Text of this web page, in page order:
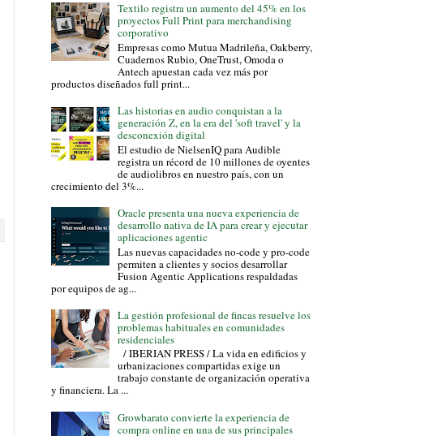
Textilo registra un aumento del 45% en los
proyectos Full Print para merchandising
corporativo
Empresas como Mutua Madrileña, Oakberry,
Cuadernos Rubio, OneTrust, Omoda o
Antech apuestan cada vez más por
productos diseñados full print...
Las historias en audio conquistan a la
generación Z, en la era del 'soft travel' y la
desconexión digital
El estudio de NielsenIQ para Audible
registra un récord de 10 millones de oyentes
de audiolibros en nuestro país, con un
crecimiento del 3%...
Oracle presenta una nueva experiencia de
desarrollo nativa de IA para crear y ejecutar
aplicaciones agentic
Las nuevas capacidades no-code y pro-code
permiten a clientes y socios desarrollar
Fusion Agentic Applications respaldadas
por equipos de ag...
La gestión profesional de fincas resuelve los
problemas habituales en comunidades
residenciales
/ IBERIAN PRESS / La vida en edificios y
urbanizaciones compartidas exige un
trabajo constante de organización operativa
y financiera. La ...
Growbarato convierte la experiencia de
compra online en una de sus principales